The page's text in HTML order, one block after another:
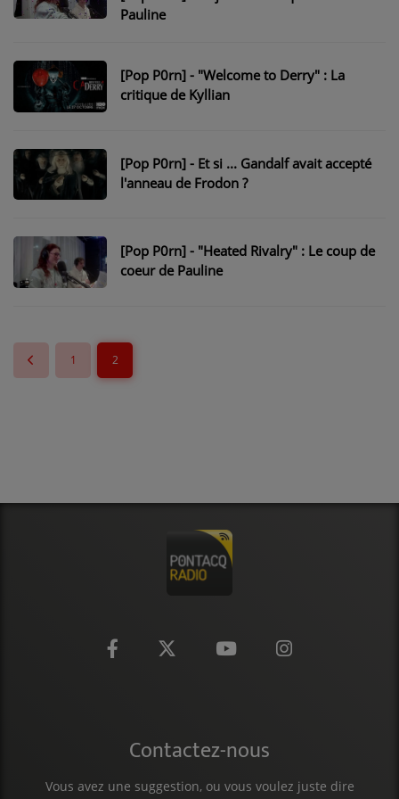
Pauline
[Pop P0rn] - "Welcome to Derry" : La
critique de Kyllian
[Pop P0rn] - Et si ... Gandalf avait accepté
l'anneau de Frodon ?
[Pop P0rn] - "Heated Rivalry" : Le coup de
coeur de Pauline
1 2
Contactez-nous
Vous avez une suggestion, ou vous voulez juste dire